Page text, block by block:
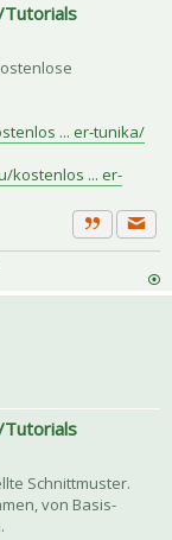
Tutorials
... er-tunika/
kostenlos ... er-
Zitat
Tutorials
Schnittmuster.
von Basis-